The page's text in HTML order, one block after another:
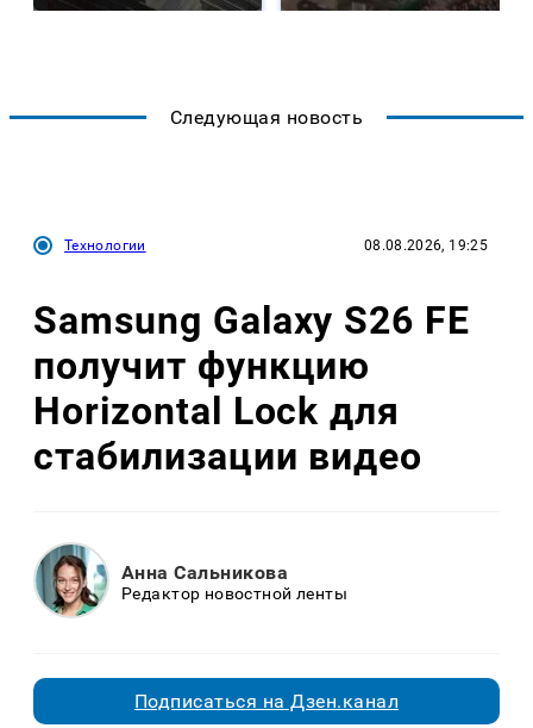
Следующая новость
Технологии 08.08.2026, 19:25
Samsung Galaxy S26 FE
получит функцию
Horizontal Lock для
стабилизации видео
Анна Сальникова
Редактор новостной ленты
Подписаться на Дзен.канал